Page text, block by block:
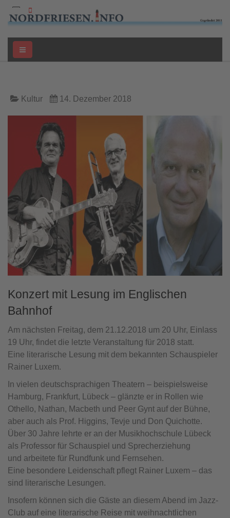
Kultur 14. Dezember 2018
Konzert mit Lesung im Englischen
Bahnhof
Am nächsten Freitag, dem 21.12.2018 um 20 Uhr, Einlass
19 Uhr, findet die letzte Veranstaltung für 2018 statt.
Eine literarische Lesung mit dem bekannten Schauspieler
Rainer Luxem.
In vielen deutschsprachigen Theatern – beispielsweise
Hamburg, Frankfurt, Lübeck – glänzte er in Rollen wie
Othello, Nathan, Macbeth und Peer Gynt auf der Bühne,
aber auch als Prof. Higgins, Tevje und Don Quichotte.
Über 30 Jahre lehrte er an der Musikhochschule Lübeck
als Professor für Schauspiel und Sprecherziehung
und arbeitete für Rundfunk und Fernsehen.
Eine besondere Leidenschaft pflegt Rainer Luxem – das
sind literarische Lesungen.
Insofern können sich die Gäste an diesem Abend im Jazz-
Club auf eine literarische Reise mit weihnachtlichen